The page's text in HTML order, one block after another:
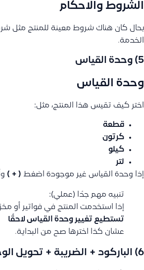
الشروط والاحكام
بحال كان هناك شروط معينة للمنتج مثل
الخدمة.
5) وحدة القياس
وحدة القياس
اختر كيف تقيس هذا المنتج، مثل:
قطعة
كرتون
كيلو
لتر
إذا وحدة القياس غير موجودة اضغط ( + )
تنبيه مهم جدًا (عملي):
إذا استخدمت المنتج في فواتير أو
تستطيع تغيير وحدة القياس لاحقًا
عشان كذا اخترها صح من البداية.
6) الباركود + الضريبة + تحويل الوحدات